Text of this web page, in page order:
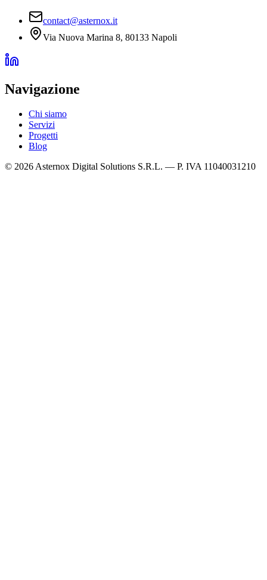
contact@asternox.it
Via Nuova Marina 8, 80133 Napoli
Navigazione
Chi siamo
Servizi
Progetti
Blog
© 2026Asternox Digital Solutions S.R.L. — P. IVA 11040031210